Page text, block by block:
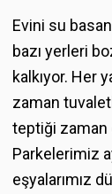
Evini su
bazı yerleri
kalkıyor. Her
zaman
teptiği zaman
Parkelerimiz
eşyalarımız